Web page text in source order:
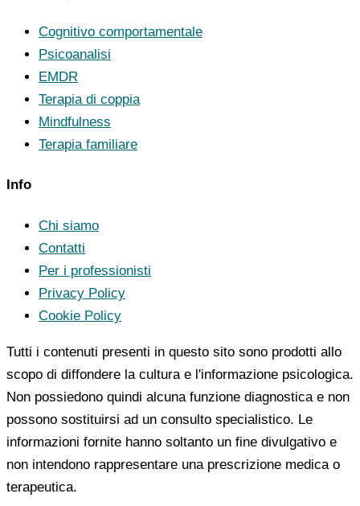
Cognitivo comportamentale
Psicoanalisi
EMDR
Terapia di coppia
Mindfulness
Terapia familiare
Info
Chi siamo
Contatti
Per i professionisti
Privacy Policy
Cookie Policy
Tutti i contenuti presenti in questo sito sono prodotti allo
scopo di diffondere la cultura e l'informazione psicologica.
Non possiedono quindi alcuna funzione diagnostica e non
possono sostituirsi ad un consulto specialistico. Le
informazioni fornite hanno soltanto un fine divulgativo e
non intendono rappresentare una prescrizione medica o
terapeutica.